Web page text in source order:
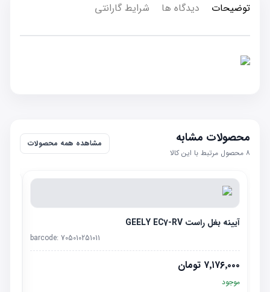
توضیحات دیدگاه ها شرایط گارانتی
محصولات مشابه
۸ محصول مرتبط با این کالا
مشاهده همه محصولات
آیینه بغل راست GEELY EC7-RV
barcode: 705010251011
۷٬۱۷۶٬۰۰۰ تومان
موجود